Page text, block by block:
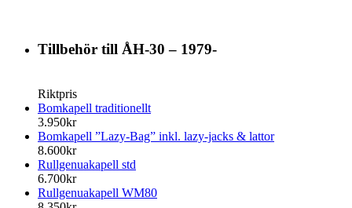
Tillbehör till ÅH-30 – 1979-
Riktpris
Bomkapell traditionellt
3.950kr
Bomkapell ”Lazy-Bag” inkl. lazy-jacks & lattor
8.600kr
Rullgenuakapell std
6.700kr
Rullgenuakapell WM80